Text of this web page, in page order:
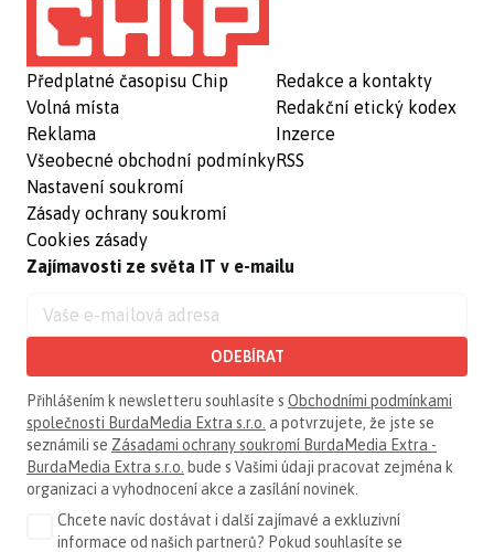
Předplatné časopisu Chip
Volná místa
Reklama
Všeobecné obchodní podmínky
Nastavení soukromí
Zásady ochrany soukromí
Cookies zásady
Redakce a kontakty
Redakční etický kodex
Inzerce
RSS
Zajímavosti ze světa IT v e-mailu
ODEBÍRAT
Přihlášením k newsletteru souhlasíte s Obchodními podmínkami
společnosti BurdaMedia Extra s.r.o. a potvrzujete, že jste se
seznámili se Zásadami ochrany soukromí BurdaMedia Extra -
BurdaMedia Extra s.r.o. bude s Vašimi údaji pracovat zejména k
organizaci a vyhodnocení akce a zasílání novinek.
Chcete navíc dostávat i další zajímavé a exkluzivní
informace od našich partnerů? Pokud souhlasíte se